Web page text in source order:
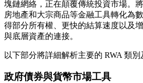
塊鏈網絡，正在顛覆傳統投資市場。
房地產和大宗商品等金融工具轉化為
得部分所有權、更快的結算速度以及
與底層資產的連接。
以下部分將詳細解析主要的 RWA 類別
政府債券與貨幣市場工具